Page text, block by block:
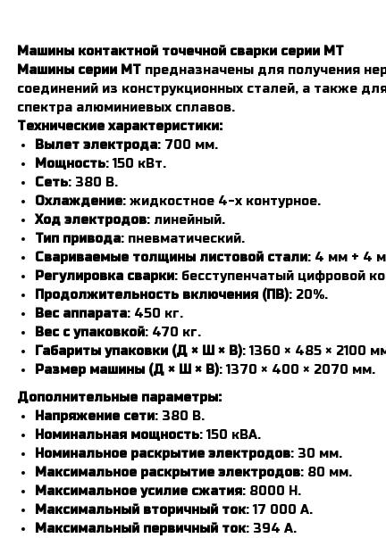
Машины контактной точечной сварки серии МТ
Машины серии МТ предназначены для получения
соединений из конструкционных сталей, а также
спектра алюминиевых сплавов.
Технические характеристики:
Вылет электрода: 700 мм.
Мощность: 150 кВт.
Сеть: 380 В.
Охлаждение: жидкостное 4-х контурное.
Ход электродов: линейный.
Тип привода: пневматический.
Свариваемые толщины листовой стали: 4 мм + 4
Регулировка сварки: бесступенчатый цифровой
Продолжительность включения (ПВ): 20%.
Вес аппарата: 450 кг.
Вес с упаковкой: 470 кг.
Габариты упаковки (Д × Ш × В): 1360 × 485 × 2100
Размер машины (Д × Ш × В): 1370 × 400 × 2070 мм.
Дополнительные параметры:
Напряжение сети: 380 В.
Номинальная мощность: 150 кВА.
Номинальное раскрытие электродов: 30 мм.
Максимальное раскрытие электродов: 80 мм.
Максимальное усилие сжатия: 8000 H.
Максимальный вторичный ток: 17 000 А.
Максимальный первичный ток: 394 А.